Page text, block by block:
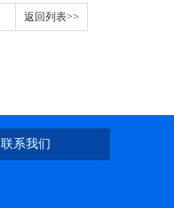
返回列表>>
联系我们